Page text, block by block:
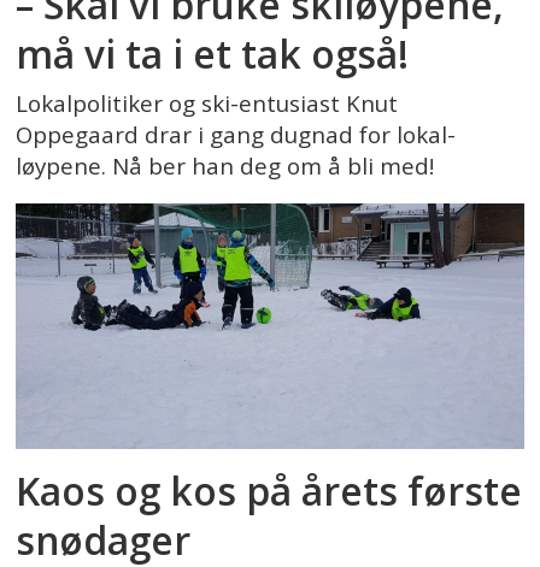
må vi ta i et tak også!
Lokalpolitiker og ski-entusiast Knut
Oppegaard drar i gang dugnad for lokal-
løypene. Nå ber han deg om å bli med!
Kaos og kos på årets første
snødager